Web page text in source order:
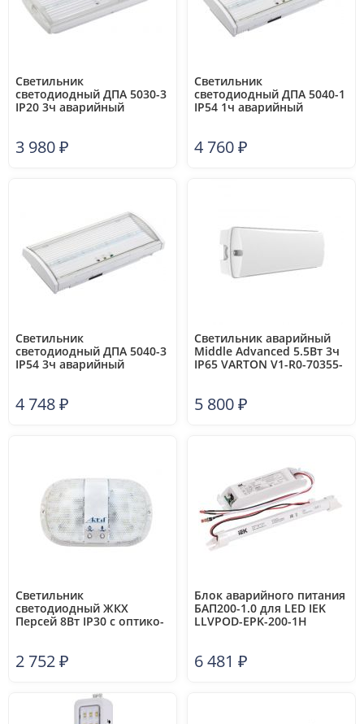
Светильник
светодиодный ДПА 5030-3
IP20 3ч аварийный
3 980₽
Светильник
светодиодный ДПА 5040-1
IP54 1ч аварийный
4 760₽
Светильник
светодиодный ДПА 5040-3
IP54 3ч аварийный
4 748₽
Светильник аварийный
Middle Advanced 5.5Вт 3ч
IP65 VARTON V1-R0-70355-
5 800₽
Светильник
светодиодный ЖКХ
Персей 8Вт IP30 с оптико-
Актей СА-7008Б
2 752₽
Блок аварийного питания
БАП200-1.0 для LED IEK
LLVPOD-EPK-200-1H
6 481 ₽